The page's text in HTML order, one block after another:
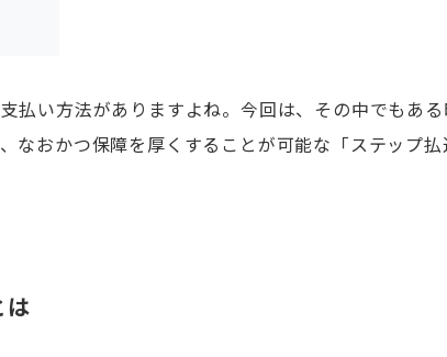
払い方法がありますよね。今回は、その中でもあ
なおかつ保障を厚くすることが可能な「ステップ
は